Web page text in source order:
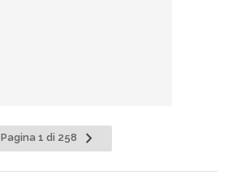
Pagina 1 di 258